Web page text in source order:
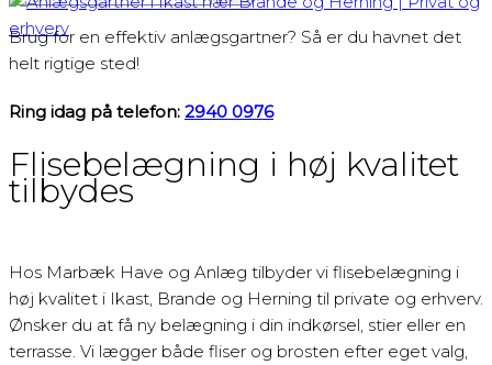
Brug for en effektiv anlægsgartner? Så er du havnet det
helt rigtige sted!
Ring idag på telefon: 2940 0976
Flisebelægning i høj kvalitet
tilbydes
Hos Marbæk Have og Anlæg tilbyder vi flisebelægning i
høj kvalitet i Ikast, Brande og Herning til private og erhverv.
Ønsker du at få ny belægning i din indkørsel, stier eller en
terrasse. Vi lægger både fliser og brosten efter eget valg,